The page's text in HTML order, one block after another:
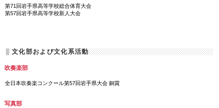
第71回岩手県高等学校総合体育大会
第57回岩手県高等学校新人大会
文化部および文化系活動
吹奏楽部
全日本吹奏楽コンクール第57回岩手県大会 銅賞
写真部